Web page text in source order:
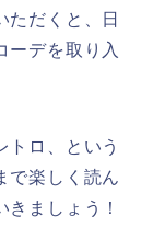
ただくと、日
ーデを取り入
トロ、という
で楽しく読ん
ましょう！